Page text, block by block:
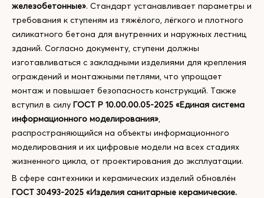
железобетонные». Стандарт устанавливает параметры и
требования к ступеням из тяжёлого, лёгкого и плотного
силикатного бетона для внутренних и наружных лестниц
зданий. Согласно документу, ступени должны
изготавливаться с закладными изделиями для крепления
ограждений и монтажными петлями, что упрощает
монтаж и повышает безопасность конструкций. Также
вступил в силу ГОСТ Р 10.00.00.05-2025 «Единая система
информационного моделирования»,
распространяющийся на объекты информационного
моделирования и их цифровые модели на всех стадиях
жизненного цикла, от проектирования до эксплуатации.
В сфере сантехники и керамических изделий обновлён
ГОСТ 30493-2025 «Изделия санитарные керамические.